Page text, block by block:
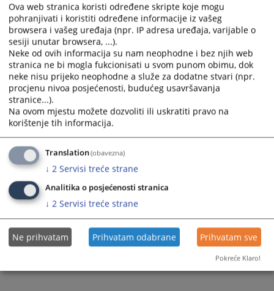
Ova web stranica koristi određene skripte koje mogu
pohranjivati i koristiti određene informacije iz vašeg
browsera i vašeg uređaja (npr. IP adresa uređaja, varijable o
sesiji unutar browsera, ...).
Neke od ovih informacija su nam neophodne i bez njih web
stranica ne bi mogla fukcionisati u svom punom obimu, dok
neke nisu prijeko neophodne a služe za dodatne stvari (npr.
procjenu nivoa posjećenosti, budućeg usavršavanja
stranice...).
Na ovom mjestu možete dozvoliti ili uskratiti pravo na
korištenje tih informacija.
Translation(obavezna)
↓ 2 Servisi treće strane
Analitika o posjećenosti stranica
↓ 2 Servisi treće strane
Ne prihvatam Prihvatam odabrane Prihvatam sve
Pokreće Klaro!